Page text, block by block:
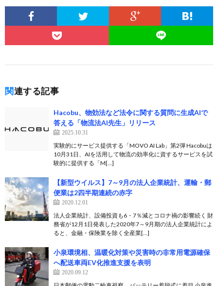
関連する記事
Hacobu、物効法など法令に関する質問に生成AIで
答える「物流法AI先生」リリース
2025.10.31
実験的にサービス提供する「MOVO AI Lab」第2弾 Hacobuは
10月31日、AIを活用して物流の効率化に資するサービスを試
験的に提供する「M[…]
【新型ウイルス】7～9月の法人企業統計、運輸・郵
便業は2四半期連続の赤字
2020.12.01
法人企業統計、設備投資も6・7％減とコロナ禍の影響続く 財
務省が12月1日発表した2020年7～9月期の法人企業統計によ
ると、金融・保険業を除く全産業[…]
小泉環境相、温暖化対策や災害時の非常用電源確保
へ配送車両EV化推進支援を表明
2020.09.12